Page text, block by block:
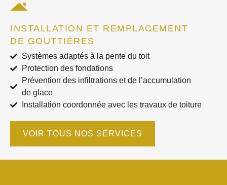
INSTALLATION ET REMPLACEMENT
DE GOUTTIÈRES
Systèmes adaptés à la pente du toit
Protection des fondations
Prévention des infiltrations et de l’accumulation
de glace
Installation coordonnée avec les travaux de toiture
VOIR TOUS NOS SERVICES